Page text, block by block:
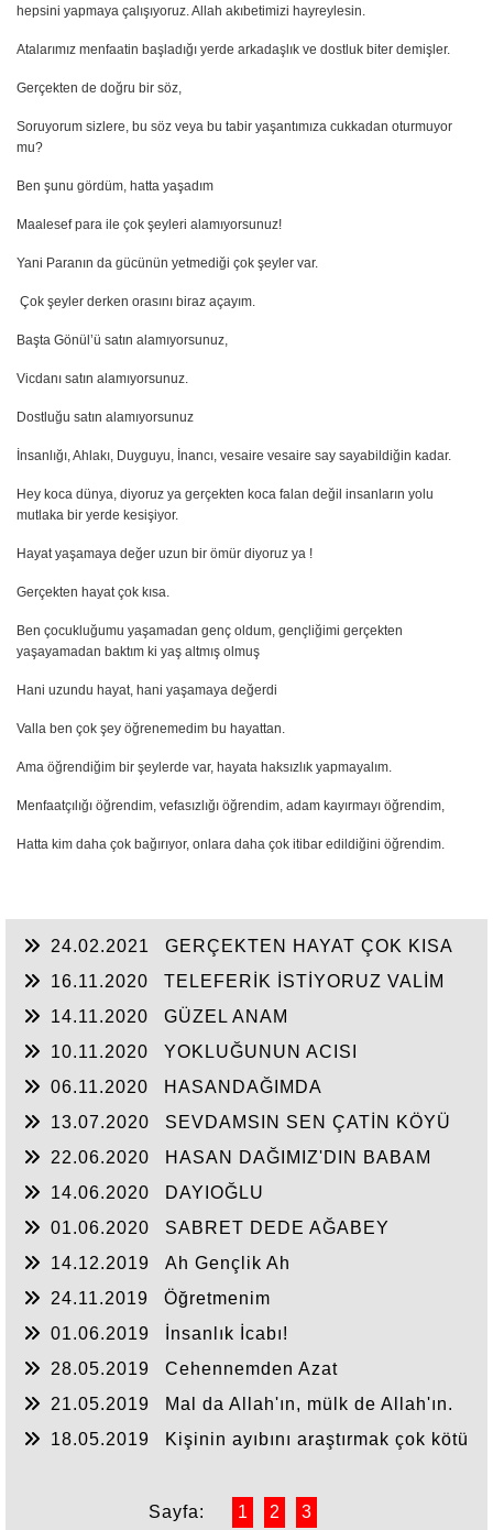
hepsini yapmaya çalışıyoruz. Allah akıbetimizi hayreylesin.
Atalarımız menfaatin başladığı yerde arkadaşlık ve dostluk biter demişler.
Gerçekten de doğru bir söz,
Soruyorum sizlere, bu söz veya bu tabir yaşantımıza cukkadan oturmuyor
mu?
Ben şunu gördüm, hatta yaşadım
Maalesef para ile çok şeyleri alamıyorsunuz!
Yani Paranın da gücünün yetmediği çok şeyler var.
Çok şeyler derken orasını biraz açayım.
Başta Gönül’ü satın alamıyorsunuz,
Vicdanı satın alamıyorsunuz.
Dostluğu satın alamıyorsunuz
İnsanlığı, Ahlakı, Duyguyu, İnancı, vesaire vesaire say sayabildiğin kadar.
Hey koca dünya, diyoruz ya gerçekten koca falan değil insanların yolu
mutlaka bir yerde kesişiyor.
Hayat yaşamaya değer uzun bir ömür diyoruz ya !
Gerçekten hayat çok kısa.
Ben çocukluğumu yaşamadan genç oldum, gençliğimi gerçekten
yaşayamadan baktım ki yaş altmış olmuş
Hani uzundu hayat, hani yaşamaya değerdi
Valla ben çok şey öğrenemedim bu hayattan.
Ama öğrendiğim bir şeylerde var, hayata haksızlık yapmayalım.
Menfaatçılığı öğrendim, vefasızlığı öğrendim, adam kayırmayı öğrendim,
Hatta kim daha çok bağırıyor, onlara daha çok itibar edildiğini öğrendim.
24.02.2021
GERÇEKTEN HAYAT ÇOK KISA
16.11.2020
TELEFERİK İSTİYORUZ VALİM
14.11.2020
GÜZEL ANAM
10.11.2020
YOKLUĞUNUN ACISI
06.11.2020
HASANDAĞIMDA
13.07.2020
SEVDAMSIN SEN ÇATİN KÖYÜ
22.06.2020
HASAN DAĞIMIZ'DIN BABAM
14.06.2020
DAYIOĞLU
01.06.2020
SABRET DEDE AĞABEY
14.12.2019
Ah Gençlik Ah
24.11.2019
Öğretmenim
01.06.2019
İnsanlık İcabı!
28.05.2019
Cehennemden Azat
21.05.2019
Mal da Allah'ın, mülk de Allah'ın.
18.05.2019
Kişinin ayıbını araştırmak çok kötü
Sayfa: 1 2 3